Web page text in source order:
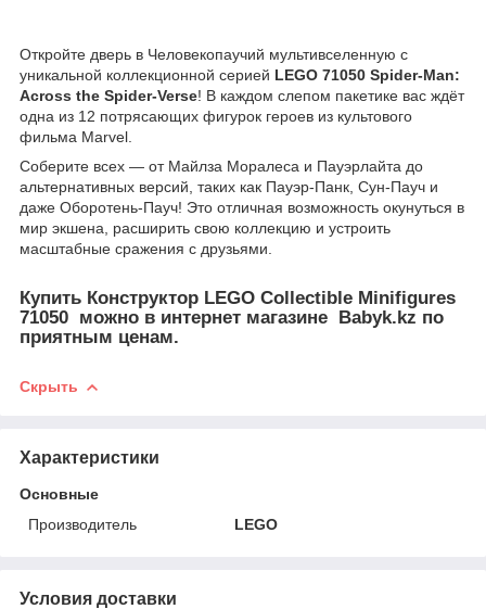
Откройте дверь в Человекопаучий мультивселенную с
уникальной коллекционной серией LEGO 71050 Spider‑Man:
Across the Spider‑Verse! В каждом слепом пакетике вас ждёт
одна из 12 потрясающих фигурок героев из культового
фильма Marvel.
Соберите всех — от Майлза Моралеса и Пауэрлайта до
альтернативных версий, таких как Пауэр‑Панк, Сун‑Пауч и
даже Оборотень-Пауч! Это отличная возможность окунуться в
мир экшена, расширить свою коллекцию и устроить
масштабные сражения с друзьями.
Купить Конструктор LEGO Collectible Minifigures
71050 можно в интернет магазине Babyk.kz по
приятным ценам.
Скрыть
Характеристики
Основные
Производитель
LEGO
Условия доставки